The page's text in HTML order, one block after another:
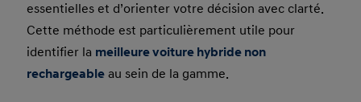
essentielles et d’orienter votre décision avec clarté.
Cette méthode est particulièrement utile pour
identifier la meilleure voiture hybride non
rechargeable au sein de la gamme.